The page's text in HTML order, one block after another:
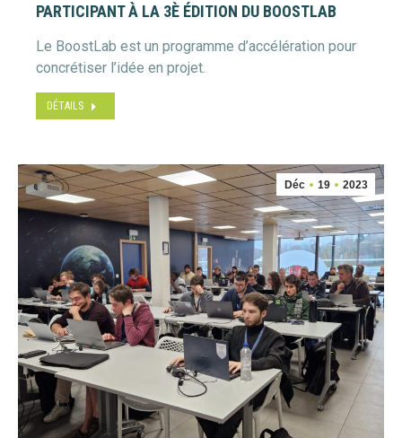
PARTICIPANT À LA 3È ÉDITION DU BOOSTLAB
Le BoostLab est un programme d’accélération pour
concrétiser l’idée en projet.
DÉTAILS
Déc 19 2023